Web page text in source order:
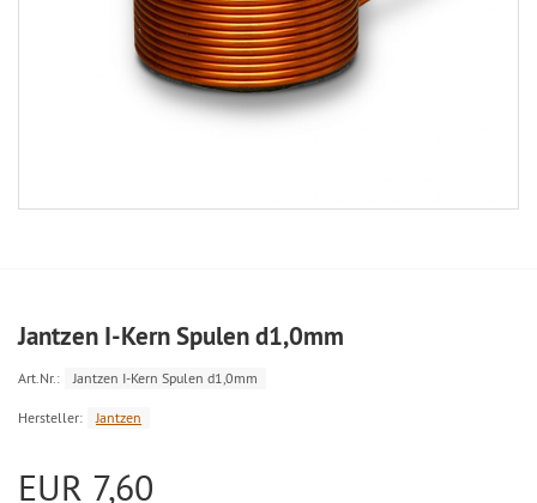
Jantzen I-Kern Spulen d1,0mm
Art.Nr.: Jantzen I-Kern Spulen d1,0mm
Hersteller: Jantzen
EUR 7,60